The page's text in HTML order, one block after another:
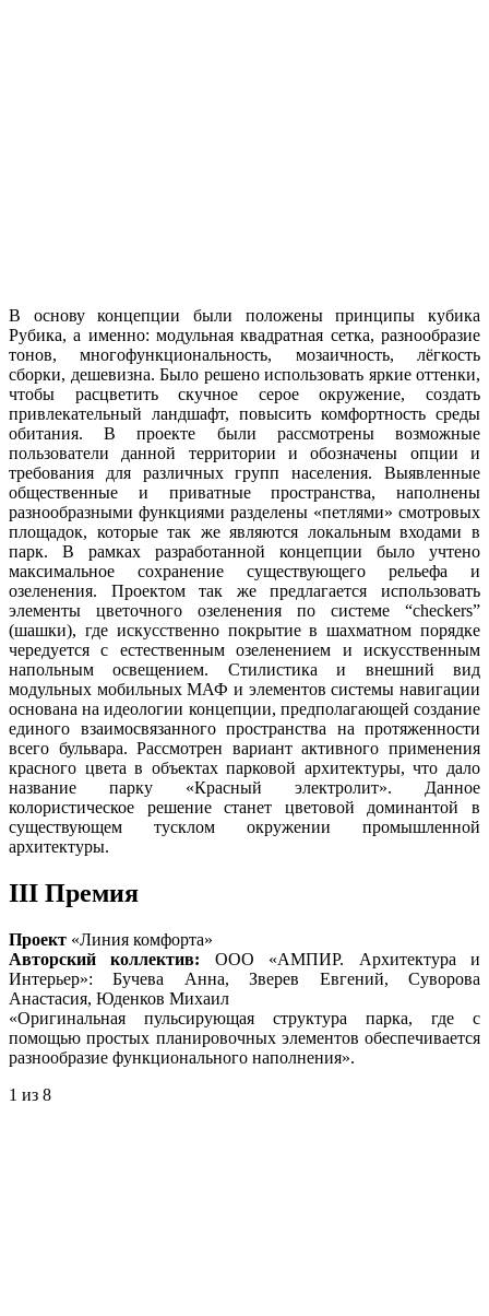
В основу концепции были положены принципы кубика
Рубика, а именно: модульная квадратная сетка, разнообразие
тонов, многофункциональность, мозаичность, лёгкость
сборки, дешевизна. Было решено использовать яркие оттенки,
чтобы расцветить скучное серое окружение, создать
привлекательный ландшафт, повысить комфортность среды
обитания. В проекте были рассмотрены возможные
пользователи данной территории и обозначены опции и
требования для различных групп населения. Выявленные
общественные и приватные пространства, наполнены
разнообразными функциями разделены «петлями» смотровых
площадок, которые так же являются локальным входами в
парк. В рамках разработанной концепции было учтено
максимальное сохранение существующего рельефа и
озеленения. Проектом так же предлагается использовать
элементы цветочного озеленения по системе “checkers”
(шашки), где искусственно покрытие в шахматном порядке
чередуется с естественным озеленением и искусственным
напольным освещением. Стилистика и внешний вид
модульных мобильных МАФ и элементов системы навигации
основана на идеологии концепции, предполагающей создание
единого взаимосвязанного пространства на протяженности
всего бульвара. Рассмотрен вариант активного применения
красного цвета в объектах парковой архитектуры, что дало
название парку «Красный электролит». Данное
колористическое решение станет цветовой доминантой в
существующем тусклом окружении промышленной
архитектуры.
III Премия
Проект «Линия комфорта»
Авторский коллектив: ООО «АМПИР. Архитектура и
Интерьер»: Бучева Анна, Зверев Евгений, Суворова
Анастасия, Юденков Михаил
«Оригинальная пульсирующая структура парка, где с
помощью простых планировочных элементов обеспечивается
разнообразие функционального наполнения».
1 из 8